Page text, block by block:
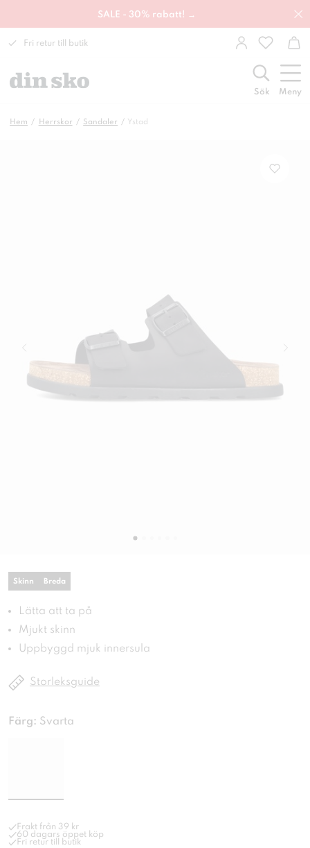
SALE - 30% rabatt! →
Fri retur till butik
Sök Meny
Hem Herrskor Sandaler Ystad
Skinn Breda
Lätta att ta på
Mjukt skinn
Uppbyggd mjuk innersula
Storleksguide
Färg: Svarta
Frakt från 39 kr
60 dagars öppet köp
Fri retur till butik